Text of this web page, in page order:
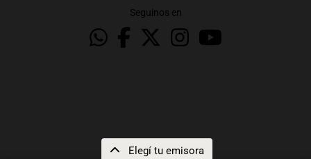
Elegí tu emisora
Seguinos en